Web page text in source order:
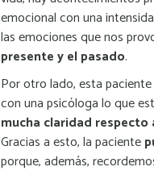
emocional con una
las emociones que nos
presente y el pasado.
Por otro lado, esta
con una psicóloga lo que
mucha claridad respecto
Gracias a esto, la paciente
porque, además,